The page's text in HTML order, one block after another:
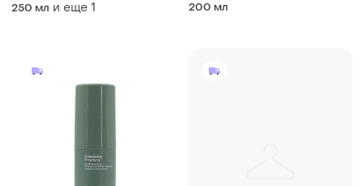
conditioner
250 мл и еще 1 200 мл